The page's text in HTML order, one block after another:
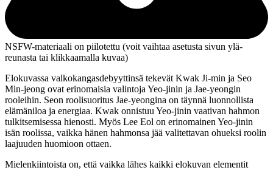
NSFW-materiaali on piilotettu (voit vaihtaa asetusta sivun ylä­
reunasta tai klikkaamalla kuvaa)
Elokuvassa valkokangasdebyyttinsä tekevät Kwak Ji‑min ja Seo
Min‑jeong ovat erinomaisia valintoja Yeo‑jinin ja Jae‑yeongin
rooleihin. Seon roolisuoritus Jae‑yeongina on täynnä luonnollista
elämäniloa ja energiaa. Kwak onnistuu Yeo‑jinin vaativan hahmon
tulkitsemisessa hienosti. Myös Lee Eol on erinomainen Yeo‑jinin
isän roolissa, vaikka hänen hahmonsa jää valitettavan ohueksi roolin
laajuuden huomioon ottaen.
Mielenkiintoista on, että vaikka lähes kaikki elokuvan elementit